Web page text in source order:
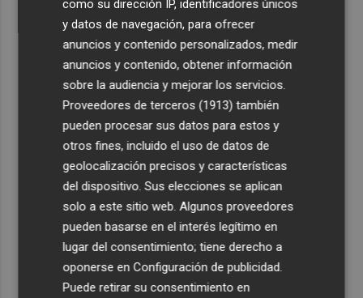
como su dirección IP, identificadores únicos
y datos de navegación, para ofrecer
anuncios y contenido personalizados, medir
anuncios y contenido, obtener información
sobre la audiencia y mejorar los servicios.
Proveedores de terceros (1913) también
pueden procesar sus datos para estos y
otros fines, incluido el uso de datos de
geolocalización precisos y características
del dispositivo. Sus elecciones se aplican
solo a este sitio web. Algunos proveedores
pueden basarse en el interés legítimo en
lugar del consentimiento; tiene derecho a
oponerse enConfiguración de publicidad
Puede retirar su consentimiento en